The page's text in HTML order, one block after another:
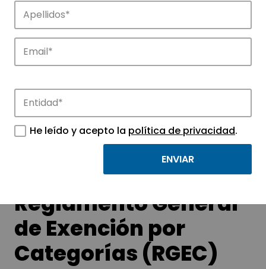
Noticias
APTE y sus parques científicos y
tecnológicos.
Modificación del
Reglamento General
de Exención por
Categorías (RGEC)
He leído y acepto la política de privacidad.